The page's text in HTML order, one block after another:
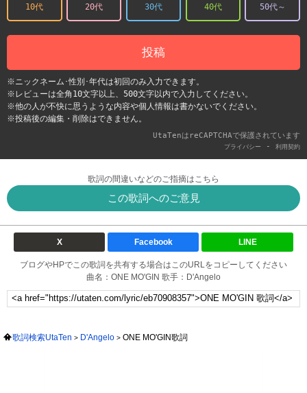
10代 20代 30代 40代 50代～
投稿
※ニックネーム･性別･年代は初回のみ入力できます。
※レビューは全角10文字以上、500文字以内で入力してください。
※他の人が不快に思うような内容や個人情報は書かないでください。
※投稿後の編集・削除はできません。
UtaTenはreCAPTCHAで保護されています
プライバシー - 利用契約
歌詞の間違いなどのご指摘はこちら
この歌詞へのご意見
X Facebook LINE
ブログやHPでこの歌詞を共有する場合はこのURLをコピーしてください
曲名：ONE MO'GIN 歌手：D'Angelo
歌詞検索UtaTen D'Angelo ONE MO'GIN歌詞